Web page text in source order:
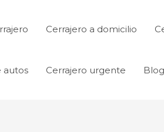
Cerrajero a domicilio
autos Cerrajero urgente Blog